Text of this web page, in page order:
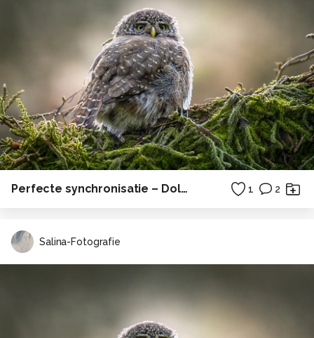
Perfecte synchronisatie – Dolfijnen in volle sprong 1 2
Salina-Fotografie